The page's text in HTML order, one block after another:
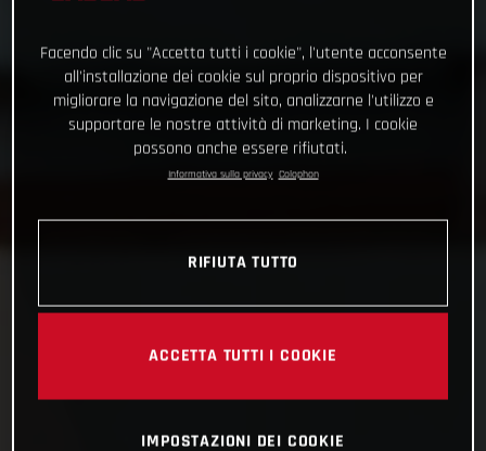
Facendo clic su "Accetta tutti i cookie", l'utente acconsente
all'installazione dei cookie sul proprio dispositivo per
migliorare la navigazione del sito, analizzarne l'utilizzo e
supportare le nostre attività di marketing. I cookie
possono anche essere rifiutati.
Informativa sulla privacy Colophon
RIFIUTA TUTTO
ACCETTA TUTTI I COOKIE
IMPOSTAZIONI DEI COOKIE